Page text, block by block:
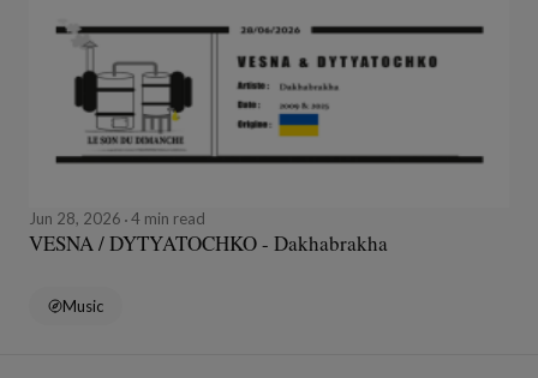
Jun 28, 2026 4 min read
VESNA / DYTYATOCHKO - Dakhabrakha
Music